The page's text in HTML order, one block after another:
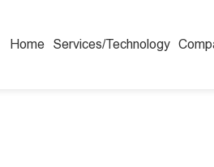
Home Services/Technology